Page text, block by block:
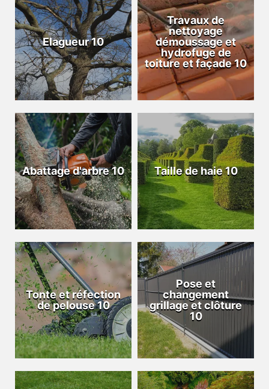
Elagueur 10
Travaux de
nettoyage
démoussage et
hydrofuge de
toiture et façade 10
Abattage d'arbre 10 Taille de haie 10
Tonte et réfection
de pelouse 10
Pose et
changement
grillage et clôture
10